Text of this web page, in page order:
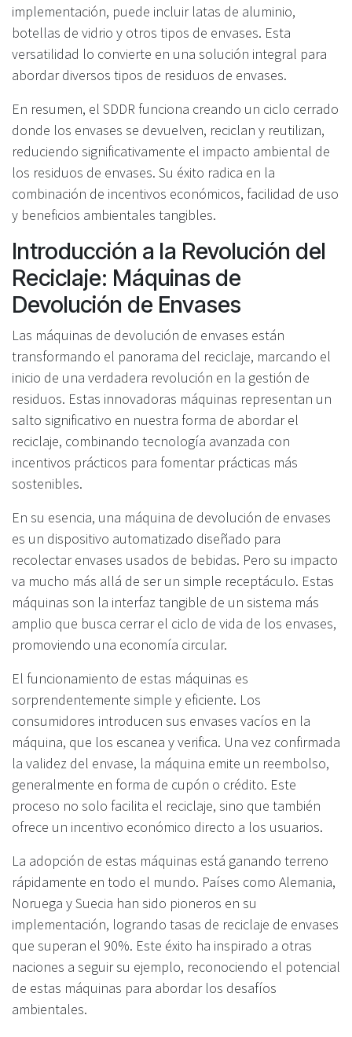
implementación, puede incluir latas de aluminio,
botellas de vidrio y otros tipos de envases. Esta
versatilidad lo convierte en una solución integral para
abordar diversos tipos de residuos de envases.
En resumen, el SDDR funciona creando un ciclo cerrado
donde los envases se devuelven, reciclan y reutilizan,
reduciendo significativamente el impacto ambiental de
los residuos de envases. Su éxito radica en la
combinación de incentivos económicos, facilidad de uso
y beneficios ambientales tangibles.
Introducción a la Revolución del
Reciclaje: Máquinas de
Devolución de Envases
Las máquinas de devolución de envases están
transformando el panorama del reciclaje, marcando el
inicio de una verdadera revolución en la gestión de
residuos. Estas innovadoras máquinas representan un
salto significativo en nuestra forma de abordar el
reciclaje, combinando tecnología avanzada con
incentivos prácticos para fomentar prácticas más
sostenibles.
En su esencia, una máquina de devolución de envases
es un dispositivo automatizado diseñado para
recolectar envases usados de bebidas. Pero su impacto
va mucho más allá de ser un simple receptáculo. Estas
máquinas son la interfaz tangible de un sistema más
amplio que busca cerrar el ciclo de vida de los envases,
promoviendo una economía circular.
El funcionamiento de estas máquinas es
sorprendentemente simple y eficiente. Los
consumidores introducen sus envases vacíos en la
máquina, que los escanea y verifica. Una vez confirmada
la validez del envase, la máquina emite un reembolso,
generalmente en forma de cupón o crédito. Este
proceso no solo facilita el reciclaje, sino que también
ofrece un incentivo económico directo a los usuarios.
La adopción de estas máquinas está ganando terreno
rápidamente en todo el mundo. Países como Alemania,
Noruega y Suecia han sido pioneros en su
implementación, logrando tasas de reciclaje de envases
que superan el 90%. Este éxito ha inspirado a otras
naciones a seguir su ejemplo, reconociendo el potencial
de estas máquinas para abordar los desafíos
ambientales.